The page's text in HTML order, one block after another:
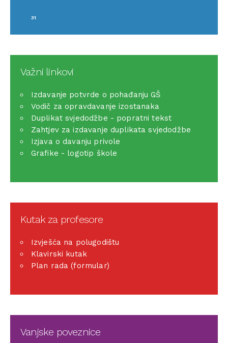
31
Važni linkovi
Izdavanje potvrde o pohađanju GŠ
Vodič za opravdavanje izostanaka
Duplikat svjedodžbe - popratni tekst
Zahtjev za izdavanje duplikata svjedodžbe
Izjava o davanju privole
Grafike - logotip škole
Kutak za profesore
Izvješća na polugodištu
Klavirski kutak
Plan rada (formular)
Vanjske poveznice